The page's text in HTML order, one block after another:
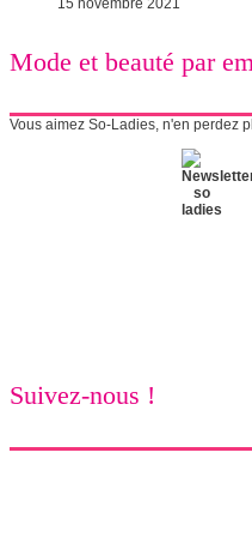
Mode et beauté par
Vous aimez So-Ladies, n'en perdez
Suivez-nous !